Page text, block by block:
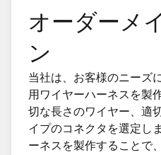
オーダーメ
ン
当社は、お客様のニーズ
用ワイヤーハーネスを製
切な長さのワイヤー、適
イプのコネクタを選定し
ーネスを製作することで